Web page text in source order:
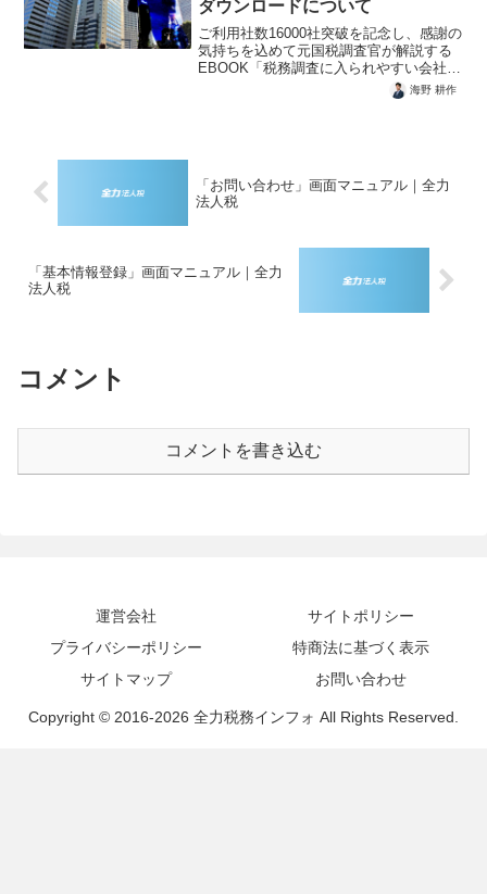
ダウンロードについて
ご利用社数16000社突破を記念し、感謝の
気持ちを込めて元国税調査官が解説する
EBOOK「税務調査に入られやすい会社の
特徴とその対策」を無料で提供いたしま
す。ダウンロードの条件全力法人税のア
海野 耕作
「お問い合わせ」画面マニュアル｜全力
法人税
「基本情報登録」画面マニュアル｜全力
法人税
コメント
コメントを書き込む
運営会社
サイトポリシー
プライバシーポリシー
特商法に基づく表示
サイトマップ
お問い合わせ
Copyright © 2016-2026 全力税務インフォ All Rights Reserved.